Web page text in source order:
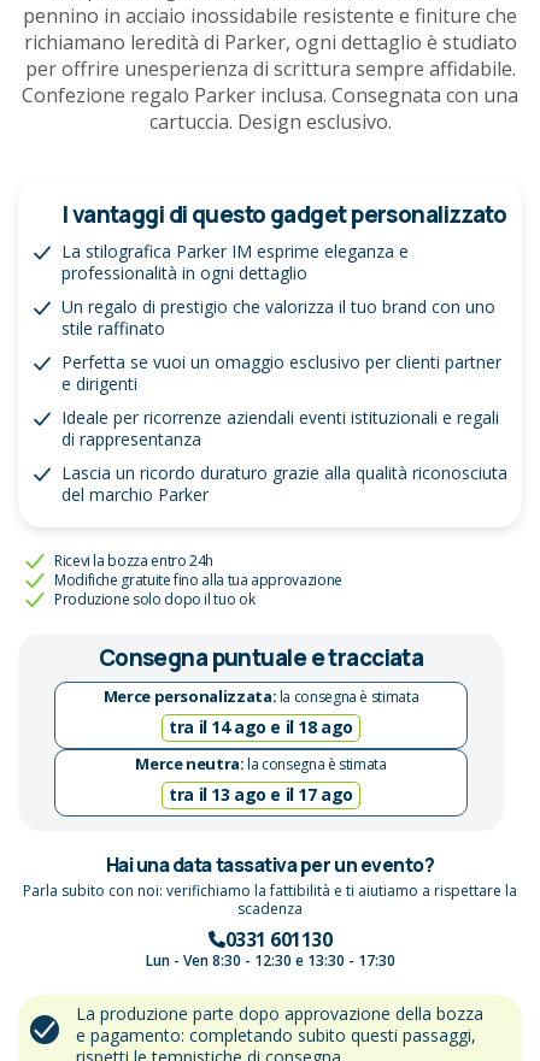
pennino in acciaio inossidabile resistente e finiture che
richiamano leredità di Parker, ogni dettaglio è studiato
per offrire unesperienza di scrittura sempre affidabile.
Confezione regalo Parker inclusa. Consegnata con una
cartuccia. Design esclusivo.
I vantaggi di questo gadget personalizzato
La stilografica Parker IM esprime eleganza e
professionalità in ogni dettaglio
Un regalo di prestigio che valorizza il tuo brand con uno
stile raffinato
Perfetta se vuoi un omaggio esclusivo per clienti partner
e dirigenti
Ideale per ricorrenze aziendali eventi istituzionali e regali
di rappresentanza
Lascia un ricordo duraturo grazie alla qualità riconosciuta
del marchio Parker
Ricevi la bozza entro 24h
Modifiche gratuite fino alla tua approvazione
Produzione solo dopo il tuo ok
Consegna puntuale e tracciata
Merce personalizzata:la consegna è stimata
tra il 14 ago e il 18 ago
Merce neutra:la consegna è stimata
tra il 13 ago e il 17 ago
Hai una data tassativa per un evento?
Parla subito con noi: verifichiamo la fattibilità e ti aiutiamo a rispettare la
scadenza
0331 601130
Lun - Ven 8:30 - 12:30 e 13:30 - 17:30
La produzione parte dopo approvazione della bozza
e pagamento: completando subito questi passaggi,
rispetti le tempistiche di consegna.